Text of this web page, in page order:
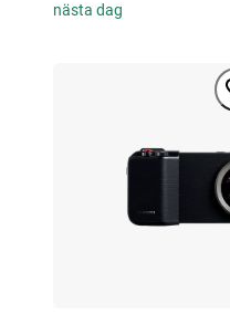
nästa dag